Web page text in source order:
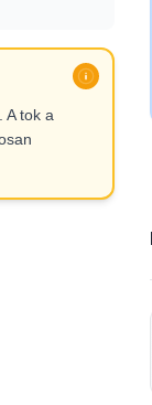
A tok a